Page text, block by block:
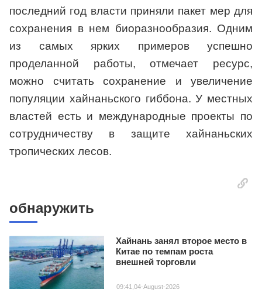
последний год власти приняли пакет мер для
сохранения в нем биоразнообразия. Одним
из самых ярких примеров успешно
проделанной работы, отмечает ресурс,
можно считать сохранение и увеличение
популяции хайнаньского гиббона. У местных
властей есть и международные проекты по
сотрудничеству в защите хайнаньских
тропических лесов.
обнаружить
Хайнань занял второе место в
Китае по темпам роста
внешней торговли
09:41,04-August-2026